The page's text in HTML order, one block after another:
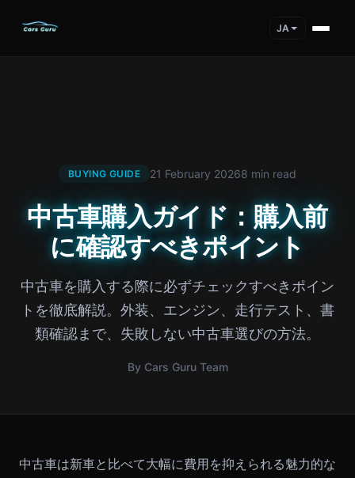
JA
BUYING GUIDE 21 February 20268 min read
中古車購入ガイド：購入前
に確認すべきポイント
中古車を購入する際に必ずチェックすべきポイン
トを徹底解説。外装、エンジン、走行テスト、書
類確認まで、失敗しない中古車選びの方法。
By Cars Guru Team
中古車は新車と比べて大幅に費用を抑えられる魅力的な